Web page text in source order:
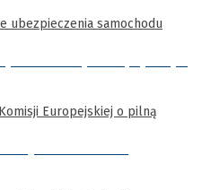
ubezpieczenia samochodu
Europejskiej o pilną